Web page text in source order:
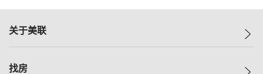
关于美联
美联集团
找房